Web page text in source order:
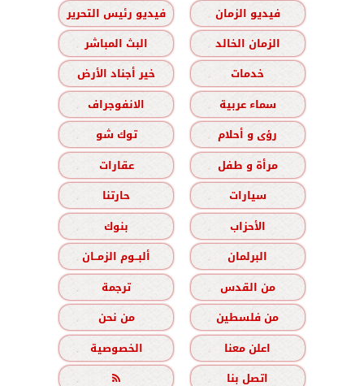
فيديو الزمان
فيديو رئيس التحرير
الزمان الخالد
البث المباشر
خدمات
خير أجناد الأرض
سماء عربية
الانفوجراف
رؤى و أحلام
توك شو
مرأة و طفل
عقارات
سيارات
حارتنا
الأحزاب
بنوك
البرلمان
ألبــوم الزمــان
من القدس
ترجمة
من فلسطين
من نحن
اعلن معنا
الخصوصية
اتصل بنا
